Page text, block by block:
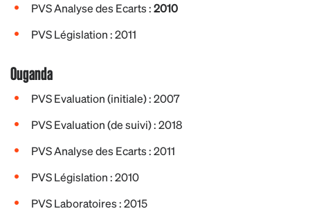
PVS Analyse des Ecarts :2010
PVS Législation : 2011
Ouganda
PVS Evaluation (initiale) : 2007
PVS Evaluation (de suivi) : 2018
PVS Analyse des Ecarts : 2011
PVS Législation : 2010
PVS Laboratoires : 2015